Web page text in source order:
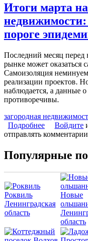
Итоги марта
пороге
Последний месяц перед
рынке может оказаться
Самоизоляция
реализации проектов.
наблюдается, а данные
противоречивы.
загородная
Подробнее о Итоги
загородный
Войдите
отправлять комментарии
Популярные
Роквиль
Ленинградская
область
Новые
область